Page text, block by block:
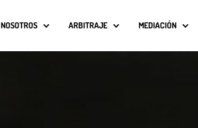
NOSOTROS ARBITRAJE MEDIACIÓN